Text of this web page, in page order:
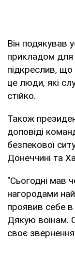
Він подякував
прикладом для
підкреслив, що
це люди, які
стійко.
Також
доповіді
безпекової
Донеччині та
"Сьогодні мав
нагородами
проявив себе в
Дякую воїнам.
своє